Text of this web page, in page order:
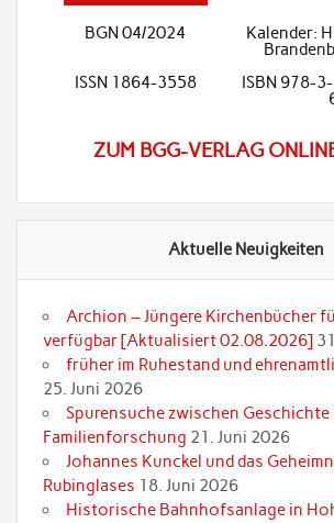
BGN 04/2024
Kalender:
ISSN 1864-3558
ISBN 978-
ZUM BGG-VERLAG
Aktuelle Neuigkeiten
Archion – Jüngere Kirchenbücher
verfügbar [Aktualisiert 02.08.2026]
früher im Ruhestand und
25. Juni 2026
Spurensuche zwischen Geschichte
Familienforschung 21. Juni 2026
Johannes Kunckel und das
Rubinglases 18. Juni 2026
Historische Bahnhofsanlage in